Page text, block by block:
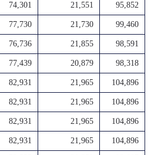
74,301 21,551 95,852
77,730 21,730 99,460
76,736 21,855 98,591
77,439 20,879 98,318
82,931 21,965 104,896
82,931 21,965 104,896
82,931 21,965 104,896
82,931 21,965 104,896